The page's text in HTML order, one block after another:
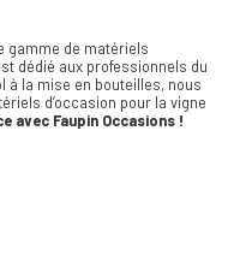
gamme de matériels
dédié aux professionnels du
à la mise en bouteilles, nous
d’occasion pour la vigne
avec Faupin Occasions !